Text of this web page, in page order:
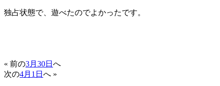
独占状態で、遊べたのでよかったです。
« 前の3月30日 へ
次の4月1日 へ »